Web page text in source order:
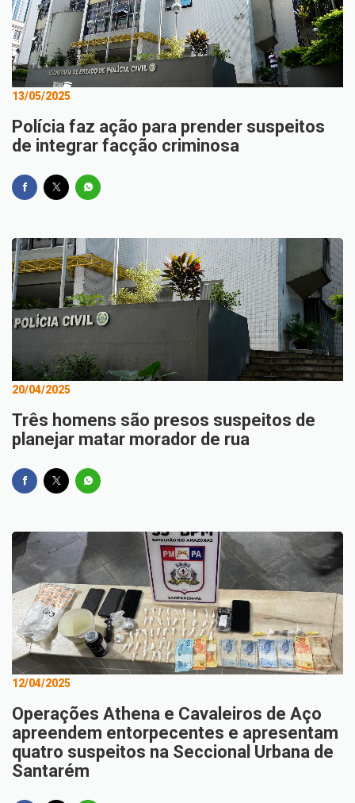
13/05/2025
Polícia faz ação para prender suspeitos
de integrar facção criminosa
20/04/2025
Três homens são presos suspeitos de
planejar matar morador de rua
12/04/2025
Operações Athena e Cavaleiros de Aço
apreendem entorpecentes e apresentam
quatro suspeitos na Seccional Urbana de
Santarém